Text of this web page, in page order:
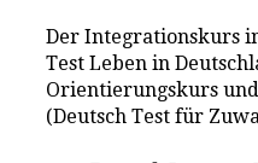
Der Integrationskurs
Test Leben in
Orientierungskurs
(Deutsch Test für